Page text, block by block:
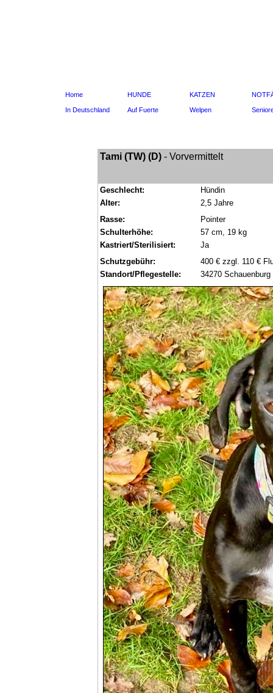
Home HUNDE KATZEN
In Deutschland Auf Fuerte Welpen
Tami (TW) (D) - Vorvermittelt
Geschlecht:
Hündin
Alter:
2,5 Jahre
Rasse:
Pointer
Schulterhöhe:
57 cm, 19 kg
Kastriert/Sterilisiert:
Ja
Schutzgebühr:
400 € zzgl. 110 €
Standort/Pflegestelle:
34270 Schauenburg